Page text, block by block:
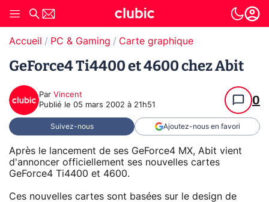
Accueil PC & Gaming Carte graphique
GeForce4 Ti4400 et 4600 chez Abit
Par Vincent
Publié le 05 mars 2002 à 21h51 0
Suivez-nous Ajoutez-nous en favori
Après le lancement de ses GeForce4 MX, Abit vient
d'annoncer officiellement ses nouvelles cartes
GeForce4 Ti4400 et 4600.
Ces nouvelles cartes sont basées sur le design de